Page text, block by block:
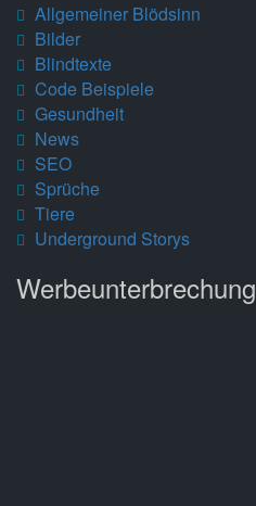
Allgemeiner Blödsinn
Bilder
Blindtexte
Code Beispiele
Gesundheit
News
SEO
Sprüche
Tiere
Underground Storys
Werbeunterbrechung